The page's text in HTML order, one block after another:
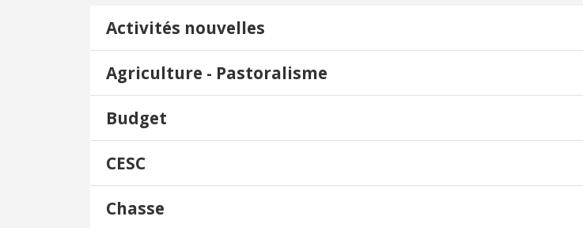
Activités nouvelles
Agriculture - Pastoralisme
Budget
CESC
Chasse